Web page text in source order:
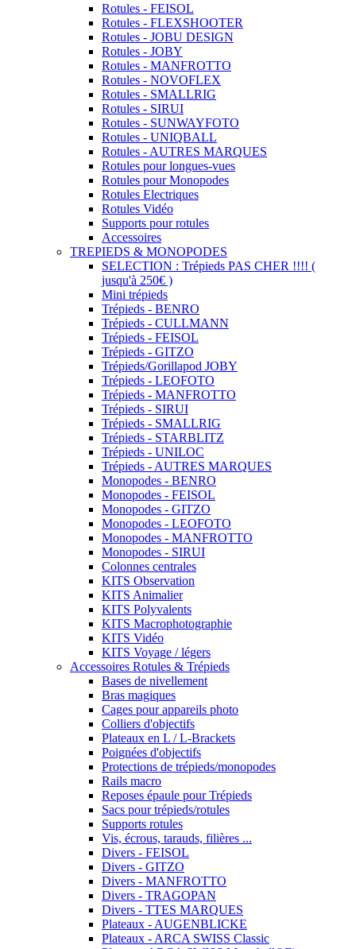
Rotules - FEISOL
Rotules - FLEXSHOOTER
Rotules - JOBU DESIGN
Rotules - JOBY
Rotules - MANFROTTO
Rotules - NOVOFLEX
Rotules - SMALLRIG
Rotules - SIRUI
Rotules - SUNWAYFOTO
Rotules - UNIQBALL
Rotules - AUTRES MARQUES
Rotules pour longues-vues
Rotules pour Monopodes
Rotules Electriques
Rotules Vidéo
Supports pour rotules
Accessoires
TREPIEDS & MONOPODES
SELECTION : Trépieds PAS CHER !!!! (
jusqu'à 250€ )
Mini trépieds
Trépieds - BENRO
Trépieds - CULLMANN
Trépieds - FEISOL
Trépieds - GITZO
Trépieds/Gorillapod JOBY
Trépieds - LEOFOTO
Trépieds - MANFROTTO
Trépieds - SIRUI
Trépieds - SMALLRIG
Trépieds - STARBLITZ
Trépieds - UNILOC
Trépieds - AUTRES MARQUES
Monopodes - BENRO
Monopodes - FEISOL
Monopodes - GITZO
Monopodes - LEOFOTO
Monopodes - MANFROTTO
Monopodes - SIRUI
Colonnes centrales
KITS Observation
KITS Animalier
KITS Polyvalents
KITS Macrophotographie
KITS Vidéo
KITS Voyage / légers
Accessoires Rotules & Trépieds
Bases de nivellement
Bras magiques
Cages pour appareils photo
Colliers d'objectifs
Plateaux en L / L-Brackets
Poignées d'objectifs
Protections de trépieds/monopodes
Rails macro
Reposes épaule pour Trépieds
Sacs pour trépieds/rotules
Supports rotules
Vis, écrous, tarauds, filières ...
Divers - FEISOL
Divers - GITZO
Divers - MANFROTTO
Divers - TRAGOPAN
Divers - TTES MARQUES
Plateaux - AUGENBLICKE
Plateaux - ARCA SWISS Classic